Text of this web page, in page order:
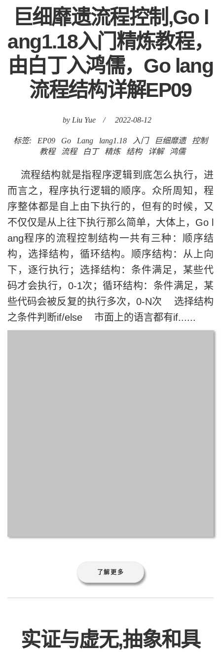
巨细靡遗流程控制,Go l
ang1.18入门精炼教程，
由白丁入鸿儒，Go lang
流程结构详解EP09
by Liu Yue / 2022-08-12
标签: EP09 Go Lang lang1.18 入门 巨细靡遗
控制
教程
流程 白丁 精炼 结构 详解 鸿儒
流程结构就是指程序逻辑到底怎么执行，进
而言之，程序执行逻辑的顺序。众所周知，程
序整体都是自上由下执行的，但有的时候，又
不仅仅是从上往下执行那么简单，大体上，Go l
ang程序的流程控制结构一共有三种：顺序结
构，选择结构，循环结构。顺序结构：从上向
下，逐行执行；选择结构：条件满足，某些代
码才会执行，0-1次；循环结构：条件满足，某
些代码会被反复的执行多次，0-N次 选择结构
之条件判断if/else 市面上的语言都有if......
了解更多
实证与虚无,抽象和具